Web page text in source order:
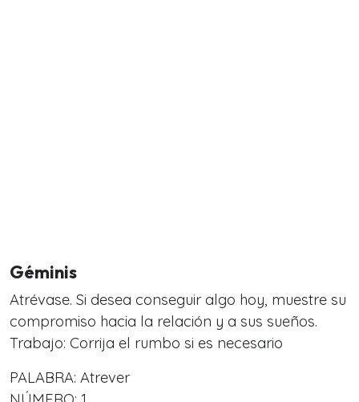
Géminis
Atrévase. Si desea conseguir algo hoy, muestre su
compromiso hacia la relación y a sus sueños.
Trabajo: Corrija el rumbo si es necesario
PALABRA: Atrever